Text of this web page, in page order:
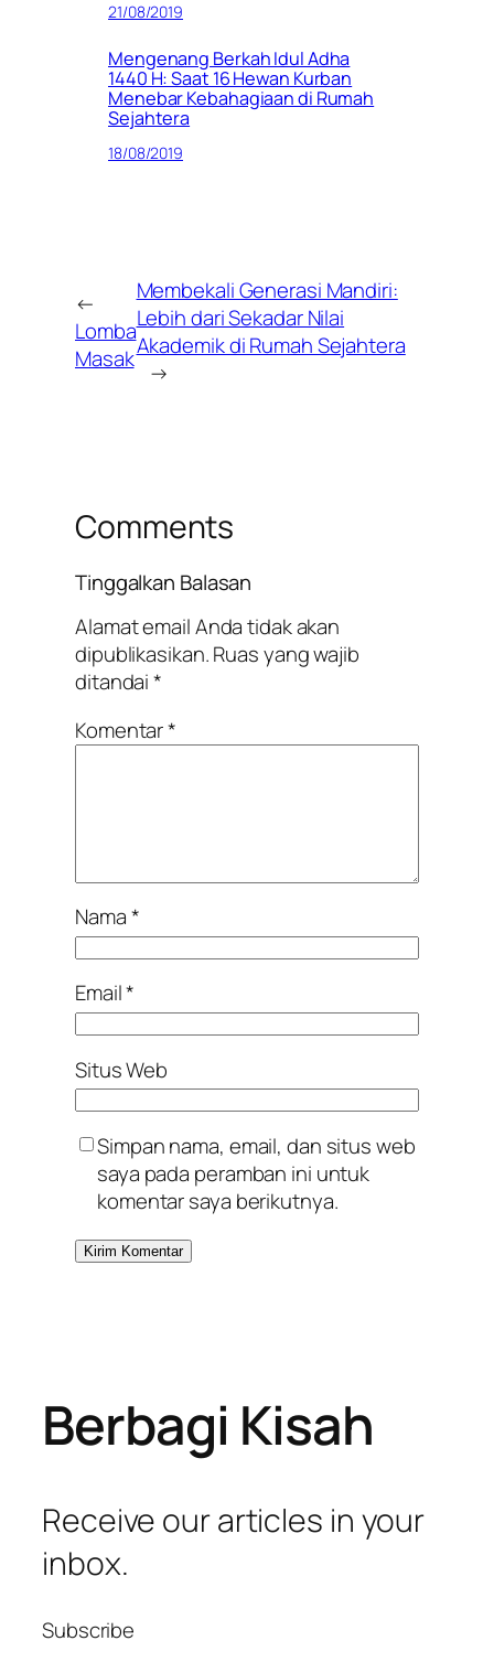
21/08/2019
Mengenang Berkah Idul Adha
1440 H: Saat 16 Hewan Kurban
Menebar Kebahagiaan di Rumah
Sejahtera
18/08/2019
←
Lomba
Masak
Membekali Generasi Mandiri:
Lebih dari Sekadar Nilai
Akademik di Rumah Sejahtera
→
Comments
Tinggalkan Balasan
Alamat email Anda tidak akan
dipublikasikan.Ruas yang wajib
ditandai*
Komentar*
Nama*
Email*
Situs Web
Simpan nama, email, dan situs web
saya pada peramban ini untuk
komentar saya berikutnya.
Berbagi Kisah
Receive our articles in your
inbox.
Subscribe